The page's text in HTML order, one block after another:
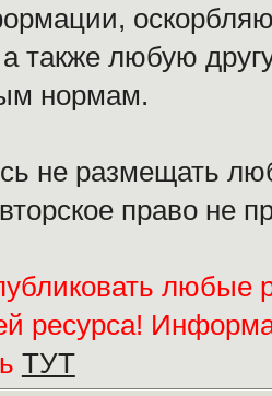
также любую
нормам.
не размещать
право не
любые
ресурса!
ТУТ